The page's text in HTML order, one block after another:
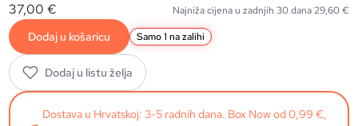
37,00€ Najniža cijena u zadnjih 30 dana 29,60€
Dodaj u košaricu Samo 1 na zalihi
Dodaj u listu želja
Dostava u Hrvatskoj: 3-5 radnih dana. Box Now od 0,99 €,